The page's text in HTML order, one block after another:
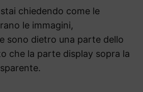
chiedendo come le
le immagini,
sono dietro una parte dello
che la parte display sopra la